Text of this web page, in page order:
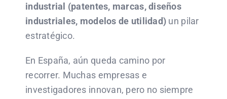
industrial (patentes, marcas, diseños
industriales, modelos de utilidad) un pilar
estratégico.
En España, aún queda camino por
recorrer. Muchas empresas e
investigadores innovan, pero no siempre